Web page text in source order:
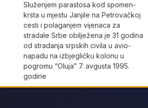
Služenjem parastosa kod spomen-
krsta u mjestu Janjile na Petrovačkoj
cesti i polaganjem vijenaca za
stradale Srbe obilježena je 31 godina
od stradanja srpskih civila u avio-
napadu na izbjegličku kolonu u
pogromu “Oluja” 7. avgusta 1995.
godine